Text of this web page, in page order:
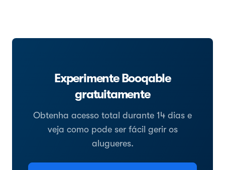
Experimente Booqable
gratuitamente
Obtenha acesso total durante 14 dias e
veja como pode ser fácil gerir os
alugueres.